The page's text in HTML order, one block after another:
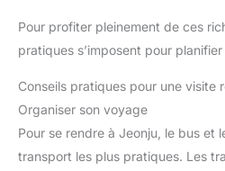
Pour profiter pleinement de ces
pratiques s’imposent pour
Conseils pratiques pour une visite
Organiser son voyage
Pour se rendre à Jeonju, le bus et
transport les plus pratiques. Les